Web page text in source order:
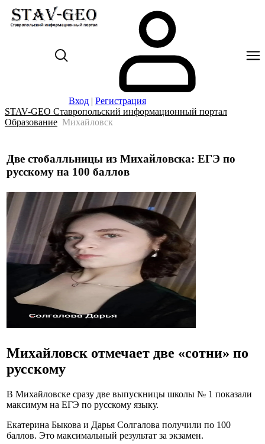
Вход | Регистрация
STAV-GEO Ставропольский информационный портал
Образование Михайловск
Две стобалльницы из Михайловска: ЕГЭ по
русскому на 100 баллов
Михайловск отмечает две «сотни» по
русскому
В Михайловске сразу две выпускницы школы № 1 показали
максимум на ЕГЭ по русскому языку.
Екатерина Быкова и Дарья Солгалова получили по 100
баллов. Это максимальный результат за экзамен.